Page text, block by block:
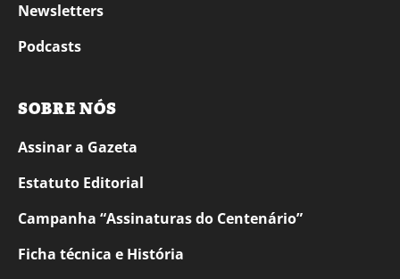
Newsletters
Podcasts
SOBRE NÓS
Assinar a Gazeta
Estatuto Editorial
Campanha “Assinaturas do Centenário”
Ficha técnica e História